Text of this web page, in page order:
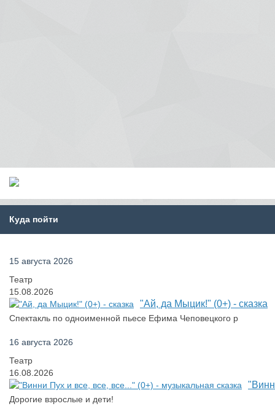
Куда пойти
15 августа 2026
Театр
15.08.2026
"Ай, да Мыцик!" (0+) - сказка
Спектакль по одноименной пьесе Ефима Чеповецкого р
16 августа 2026
Театр
16.08.2026
Дорогие взрослые и дети!